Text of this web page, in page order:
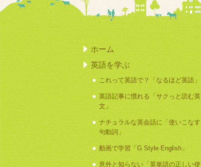
ホーム
英語を学ぶ
これって英語で？「なるほど英語」
英語記事に慣れる「サクっと読む英
文」
ナチュラルな英会話に「使いこなす
句動詞」
動画で学習「G Style English」
意外と知らない「英単語の正しい使